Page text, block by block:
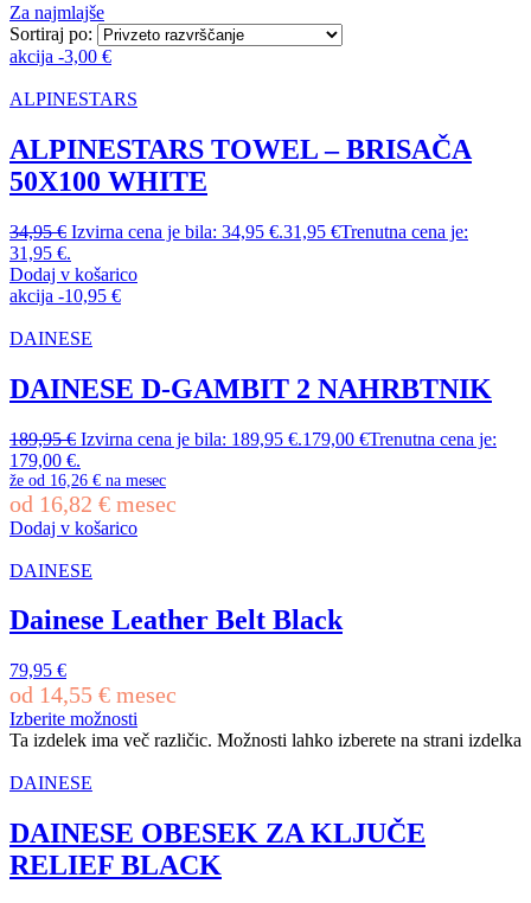
Za najmlajše
Sortiraj po:
akcija -3,00 €
ALPINESTARS
ALPINESTARS TOWEL – BRISAČA
50X100 WHITE
34,95€ Izvirna cena je bila: 34,95 €.31,95 €Trenutna cena je:
31,95 €.
Dodaj v košarico
akcija -10,95 €
DAINESE
DAINESE D-GAMBIT 2 NAHRBTNIK
189,95€ Izvirna cena je bila: 189,95 €.179,00 €Trenutna cena je:
179,00 €.
že od 16,26 € na mesec
od 16,82 € mesec
Dodaj v košarico
DAINESE
Dainese Leather Belt Black
79,95 €
od 14,55 € mesec
Izberite možnosti
Ta izdelek ima več različic. Možnosti lahko izberete na strani izdelka
DAINESE
DAINESE OBESEK ZA KLJUČE
RELIEF BLACK